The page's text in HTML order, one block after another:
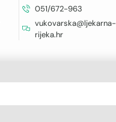
051/672-963
vukovarska@ljekarna-
rijeka.hr